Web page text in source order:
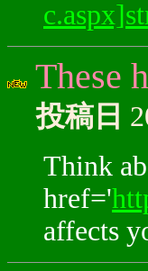
These
投稿日
Think
href='
affects